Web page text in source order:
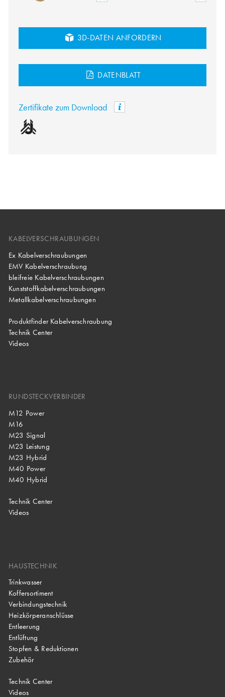
3D-DATEN ANFORDERN
DATENBLATT
Zertifikate zum Download
KABELVERSCHRAUBUNGEN
Ex Kabelverschraubungen
EMV Kabelverschraubung
bleifreie Kabelverschraubungen
Kunststoffkabelverschraubungen
Metallkabelverschraubungen
Produktfinder Kabelverschraubung
Technik Center
Videos
RUNDSTECKVERBINDER
M12 Power
M16
M23 Signal
M23 Leistung
M23 Hybrid
M40 Power
M40 Hybrid
Technik Center
Videos
HAUSTECHNIK
Trinkwasser
Koffersortiment
Verbindungstechnik
Heizkörperanschlüsse
Entleerung
Entlüftung
Stopfen & Reduktionen
Zubehör
Technik Center
Videos